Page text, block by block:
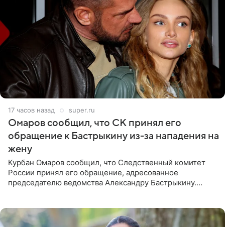
17 часов назад super.ru
Омаров сообщил, что СК принял его
обращение к Бастрыкину из-за нападения на
жену
Курбан Омаров сообщил, что Следственный комитет
России принял его обращение, адресованное
председателю ведомства Александру Бастрыкину.